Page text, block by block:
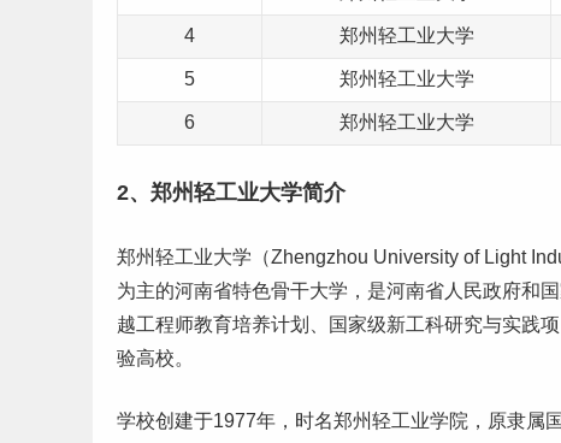
4 郑州轻工业大学
5 郑州轻工业大学
6 郑州轻工业大学
2、郑州轻工业大学简介
郑州轻工业大学（Zhengzhou University of Light
为主的河南省特色骨干大学，是河南省人民政府和
越工程师教育培养计划、国家级新工科研究与实践
验高校。
学校创建于1977年，时名郑州轻工业学院，原隶属